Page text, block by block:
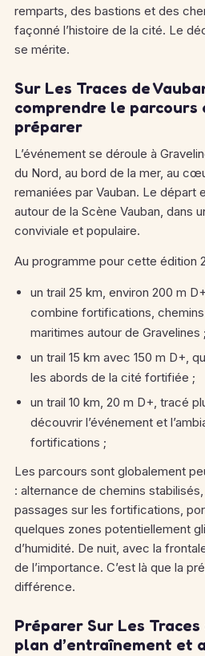
remparts, des bastions et des
façonné l’histoire de la cité. Le
se mérite.
Sur Les Traces de
comprendre le parcours
préparer
L’événement se déroule à
du Nord, au bord de la mer, au
remaniées par Vauban. Le départ
autour de la Scène Vauban, dans
conviviale et populaire.
Au programme pour cette édition
un trail 25 km, environ 200 m
combine fortifications,
maritimes autour de Gravelines ;
un trail 15 km avec 150 m D+,
les abords de la cité fortifiée ;
un trail 10 km, 20 m D+, tracé
découvrir l’événement et
fortifications ;
Les parcours sont globalement
: alternance de chemins
passages sur les fortifications,
quelques zones potentiellement
d’humidité. De nuit, avec la
de l’importance. C’est là que la
différence.
Préparer Sur Les Traces
plan d’entraînement et